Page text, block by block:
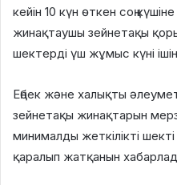
кейін 10 күн өткен соң
жинақтаушы зейнетақы
шектерді үш жұмыс күні
Еңбек және халықты
зейнетақы жинақтарын
минималды жеткілікті
қаралып жатқанын